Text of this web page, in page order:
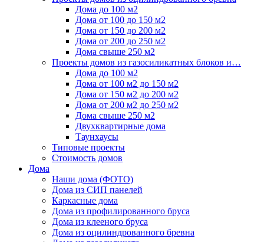
Дома до 100 м2
Дома от 100 до 150 м2
Дома от 150 до 200 м2
Дома от 200 до 250 м2
Дома свыше 250 м2
Проекты домов из газосиликатных блоков и…
Дома до 100 м2
Дома от 100 м2 до 150 м2
Дома от 150 м2 до 200 м2
Дома от 200 м2 до 250 м2
Дома свыше 250 м2
Двухквартирные дома
Таунхаусы
Типовые проекты
Стоимость домов
Дома
Наши дома (ФОТО)
Дома из СИП панелей
Каркасные дома
Дома из профилированного бруса
Дома из клееного бруса
Дома из оцилиндрованного бревна